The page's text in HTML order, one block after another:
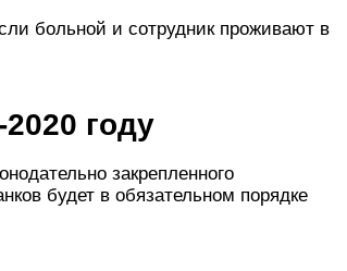
больной и сотрудник проживают в
году
закрепленного
будет в обязательном порядке